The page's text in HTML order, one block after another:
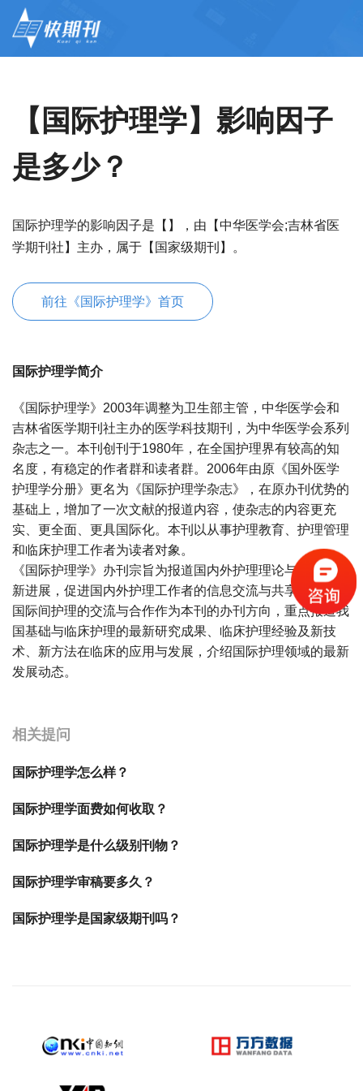
【国际护理学】影响因子
是多少？
国际护理学的影响因子是【】，由【中华医学会;吉林省医
学期刊社】主办，属于【国家级期刊】。
前往《国际护理学》首页
国际护理学简介
《国际护理学》 2003年调整为卫生部主管，中华医学会和
吉林省医学期刊社主办的医学科技期刊，为中华医学会系列
杂志之一。本刊创刊于1980年，在全国护理界有较高的知
名度，有稳定的作者群和读者群。2006年由原《国外医学
护理学分册》更名为《国际护理学杂志》，在原办刊优势的
基础上，增加了一次文献的报道内容，使杂志的内容更充
实、更全面、更具国际化。本刊以从事护理教育、护理管理
和临床护理工作者为读者对象。
《国际护理学》办刊宗旨为报道国内外护理理论与实践的最
新进展，促进国内外护理工作者的信息交流与共享，把促进
国际间护理的交流与合作作为本刊的办刊方向，重点报道我
国基础与临床护理的最新研究成果、临床护理经验及新技
术、新方法在临床的应用与发展，介绍国际护理领域的最新
发展动态。
相关提问
国际护理学怎么样？
国际护理学面费如何收取？
国际护理学是什么级别刊物？
国际护理学审稿要多久？
国际护理学是国家级期刊吗？